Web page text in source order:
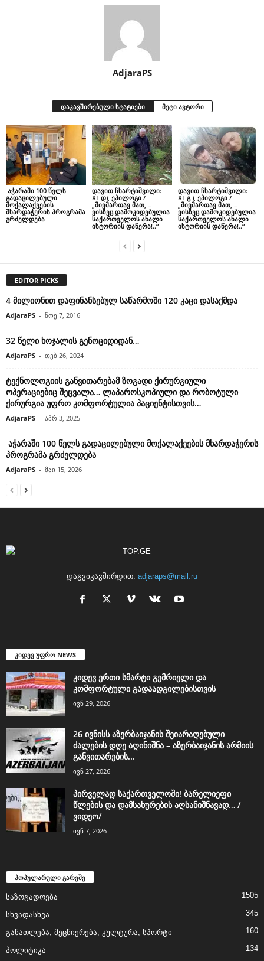
AdjaraPS
დაკავშირებული სტატიები მეტი ავტორი
აჭარაში 100 წელს
გადაცილებული
მოქალაქეების
მხარდაჭერის პროგრამა
გრძელდება
დავით ჩხარტიშვილი:
XI_დ), ეპილოგი /
„მივმართავ მათ, –
ვისზეც დამოკიდებულია
საქართველოს ახალი
ისტორიის დაწერა!..“
დავით ჩხარტიშვილი:
XI_გ ), ეპილოგი /
„მივმართავ მათ, –
ვისზეც დამოკიდებულია
საქართველოს ახალი
ისტორიის დაწერა!..“
EDITOR PICKS
4 მილიონით დაფინანსებულ საწარმოში 120 კაცი დასაქმდა
AdjaraPS - ნოე 7, 2016
32 წელი ხოჯალის გენოციდიდან…
AdjaraPS - თებ 26, 2024
ტექნოლოგიის განვითარებამ ზოგადი ქირურგიული
ოპერაციებიც შეცვალა… ლაპაროსკოპიული და რობოტული
ქირურგია უფრო კომფორტულია პაციენტისთვის…
AdjaraPS - აპრ 3, 2025
აჭარაში 100 წელს გადაცილებული მოქალაქეების მხარდაჭერის
პროგრამა გრძელდება
AdjaraPS - მაი 15, 2026
დაგვიკავშირდით: adjaraps@mail.ru
კიდევ უფრო NEWS
კიდევ ერთი სმარტი გემრიელი და
კომფორტული გადაადგილებისთვის
ივნ 29, 2026
26 ივნისს აზერბაიჯანის შეიარაღებული
ძალების დღე აღინიშნა – აზერბაიჯანის არმიის
განვითარების...
ივნ 27, 2026
პირველად საქართველოში! ბარელიეფი
წლების და დამსახურების აღსანიშნავად… /
ვიდეო/
ივნ 7, 2026
პოპულარული გარეშე
საზოგადოება 1505
სხვადასხვა 345
განათლება, მეცნიერება, კულტურა, სპორტი 160
პოლიტიკა 134